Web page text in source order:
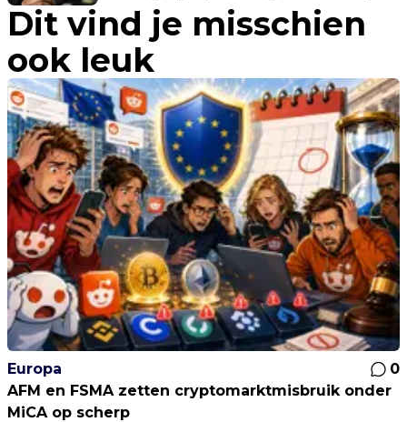
blockchain
Dit vind je misschien
ook leuk
Europa
0
AFM en FSMA zetten cryptomarktmisbruik onder
MiCA op scherp